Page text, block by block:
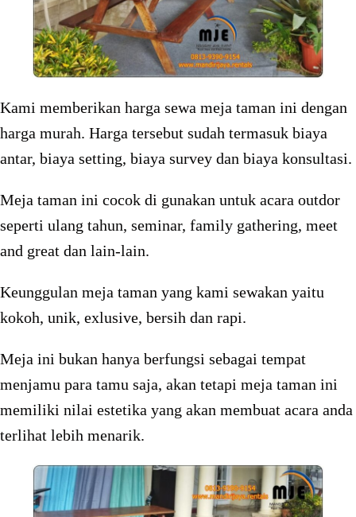
Kami memberikan harga sewa meja taman ini dengan
harga murah. Harga tersebut sudah termasuk biaya
antar, biaya setting, biaya survey dan biaya konsultasi.
Meja taman ini cocok di gunakan untuk acara outdor
seperti ulang tahun, seminar, family gathering, meet
and great dan lain-lain.
Keunggulan meja taman yang kami sewakan yaitu
kokoh, unik, exlusive, bersih dan rapi.
Meja ini bukan hanya berfungsi sebagai tempat
menjamu para tamu saja, akan tetapi meja taman ini
memiliki nilai estetika yang akan membuat acara anda
terlihat lebih menarik.